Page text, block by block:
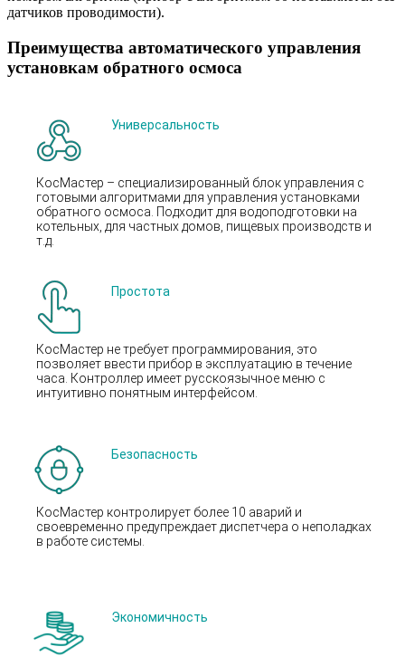
датчиков проводимости).
Преимущества автоматического управления
установкам обратного осмоса
Универсальность
КосМастер – специализированный блок управления с
готовыми алгоритмами для управления установками
обратного осмоса. Подходит для водоподготовки на
котельных, для частных домов, пищевых производств и
т.д.
Простота
КосМастер не требует программирования, это
позволяет ввести прибор в эксплуатацию в течение
часа. Контроллер имеет русскоязычное меню с
интуитивно понятным интерфейсом.
Безопасность
КосМастер контролирует более 10 аварий и
своевременно предупреждает диспетчера о неполадках
в работе системы.
Экономичность